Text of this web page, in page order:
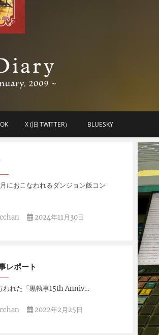
X (旧 TWITTER） BLUESKY
におこなわれるダンジョン飯コン
2024年11月30日
レポート
われた「黒執事15th Anniv…
2022年2月25日